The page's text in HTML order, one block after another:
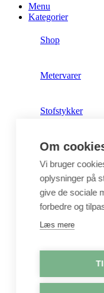
Menu
Kategorier
Shop
Metervarer
Stofstykker
Puder
Unika
Hobby
Om
Vi bruger
oplysninger på
give de sociale
forbedre og
Læs mere